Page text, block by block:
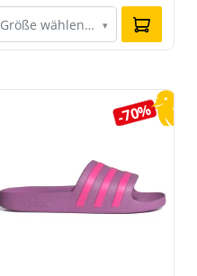
Größe wählen… ▾
-70%